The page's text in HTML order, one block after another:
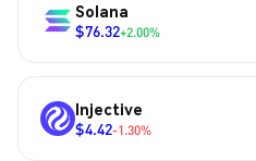
Solana
$76.32+2.00%
Injective
$4.42-1.30%